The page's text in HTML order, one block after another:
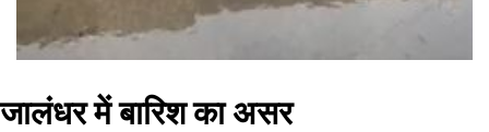
जालंधर में बारिश का असर